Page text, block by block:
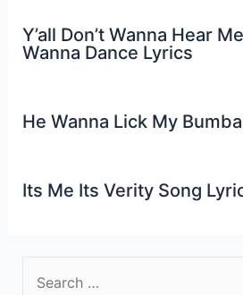
Y’all Don’t Wanna Hear
Wanna Dance Lyrics
He Wanna Lick My
Its Me Its Verity Song